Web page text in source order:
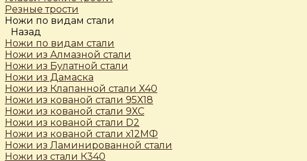
Резные трости
Ножи по видам стали
Назад
Ножи по видам стали
Ножи из Алмазной стали
Ножи из Булатной стали
Ножи из Дамаска
Ножи из Клапанной стали Х40
Ножи из кованой стали 95Х18
Ножи из кованой стали 9ХС
Ножи из кованой стали D2
Ножи из кованой стали х12МФ
Ножи из Ламинированной стали
Ножи из стали К340